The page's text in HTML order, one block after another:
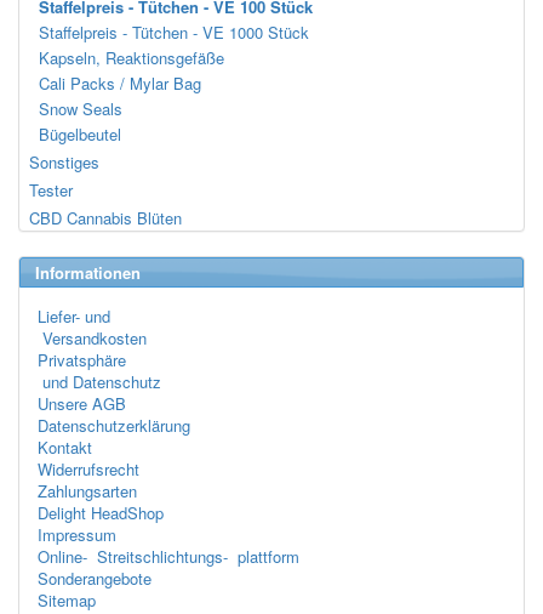
Staffelpreis - Tütchen - VE 100 Stück
Staffelpreis - Tütchen - VE 1000 Stück
Kapseln, Reaktionsgefäße
Cali Packs / Mylar Bag
Snow Seals
Bügelbeutel
Sonstiges
Tester
CBD Cannabis Blüten
Informationen
Liefer- und
Versandkosten
Privatsphäre
und Datenschutz
Unsere AGB
Datenschutzerklärung
Kontakt
Widerrufsrecht
Zahlungsarten
Delight HeadShop
Impressum
Online- Streitschlichtungs- plattform
Sonderangebote
Sitemap